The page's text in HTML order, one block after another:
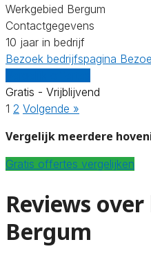
Werkgebied Bergum
Contactgegevens
10 jaar in bedrijf
Bezoek bedrijfspagina
Gratis - Vrijblijvend
1 2 Volgende »
Vergelijk meerdere
Gratis offertes vergelijken
Reviews
Bergum